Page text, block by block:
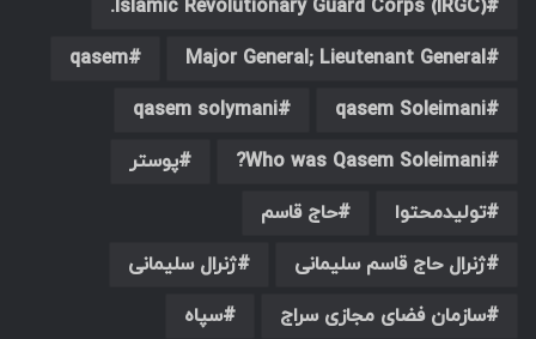
Islamic Revolutionary Guard Corps (IRGC).
Major General; ‎Lieutenant General
qasem
qasem Soleimani
qasem solymani
Who was Qasem Soleimani?
پوستر
تولیدمحتوا
حاج قاسم
ژنرال حاج قاسم سلیمانی
ژنرال سلیمانی
سازمان فضای مجازی سراج
سپاه